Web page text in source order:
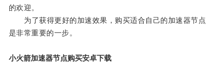
的欢迎。
为了获得更好的加速效果，购买适合自己的加速器节点
是非常重要的一步。
小火箭加速器节点购买安卓下载